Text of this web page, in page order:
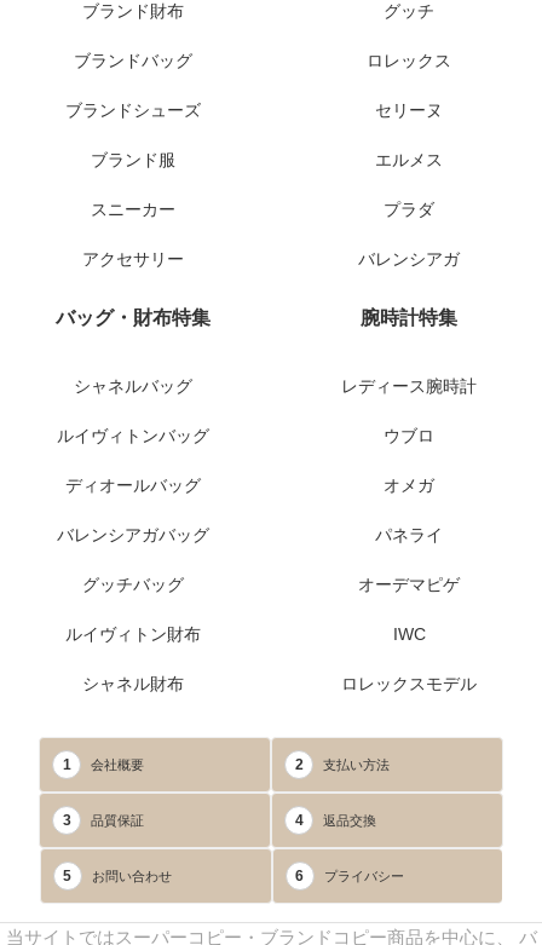
ブランド財布
ブランドバッグ
ブランドシューズ
ブランド服
スニーカー
アクセサリー
グッチ
ロレックス
セリーヌ
エルメス
プラダ
バレンシアガ
バッグ・財布特集
シャネルバッグ
ルイヴィトンバッグ
ディオールバッグ
バレンシアガバッグ
グッチバッグ
ルイヴィトン財布
シャネル財布
腕時計特集
レディース腕時計
ウブロ
オメガ
パネライ
オーデマピゲ
IWC
ロレックスモデル
1 会社概要 2 支払い方法
3 品質保証 4 返品交換
5 お問い合わせ 6 プライバシー
当サイトではスーパーコピー・ブランドコピー商品を中心に、 バ